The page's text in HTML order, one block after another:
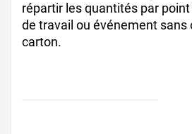
répartir les quantités par
de travail ou événement sans
carton.